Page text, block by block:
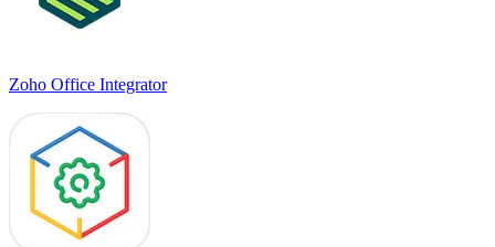
Zoho Office Integrator